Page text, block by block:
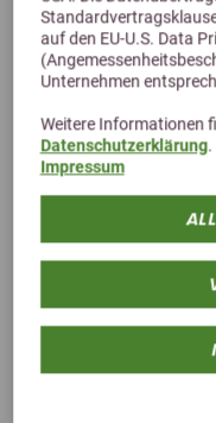
auf den EU-U.S. Data
Unternehmen
Weitere Informationen
Datenschutzerklärung.
Impressum